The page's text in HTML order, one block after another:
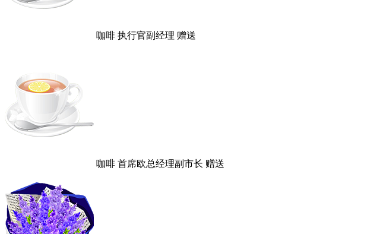
咖啡 执行官副经理 赠送
咖啡 首席欧总经理副市长 赠送